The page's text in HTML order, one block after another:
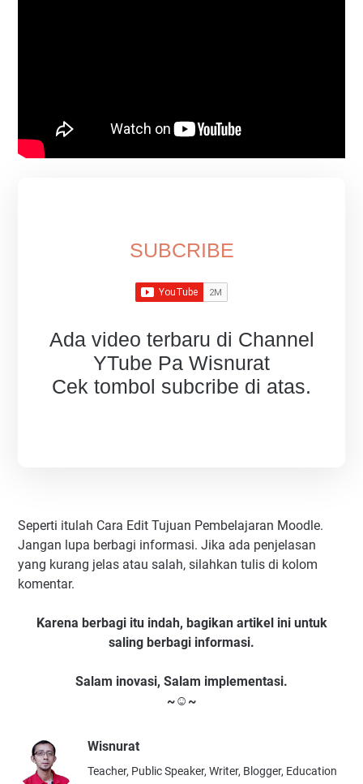
SUBCRIBE
Ada video terbaru di Channel
YTube Pa Wisnurat
Cek tombol subcribe di atas.
Seperti itulah Cara Edit Tujuan Pembelajaran Moodle.
Jangan lupa berbagi informasi. Jika ada penjelasan
yang kurang jelas atau salah, silahkan tulis di kolom
komentar.
Karena berbagi itu indah, bagikan artikel ini untuk
saling berbagi informasi.
Salam inovasi, Salam implementasi.
~☺~
Wisnurat
Teacher, Public Speaker, Writer, Blogger, Education